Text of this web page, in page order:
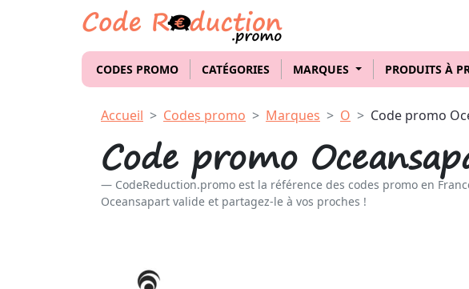
CODES PROMO CATÉGORIES MARQUES PRODUITS À
Accueil Codes promo Marques O Code promo
Code promo
CodeReduction.promo est la référence des codes promo en
Oceansapart valide et partagez-le à vos proches !